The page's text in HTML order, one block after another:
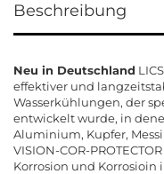
Beschreibung
Neu in Deutschland
effektiver und
Wasserkühlungen, der
entwickelt wurde, in
Aluminium, Kupfer,
VISION-COR-
Korrosion und Korrosioin